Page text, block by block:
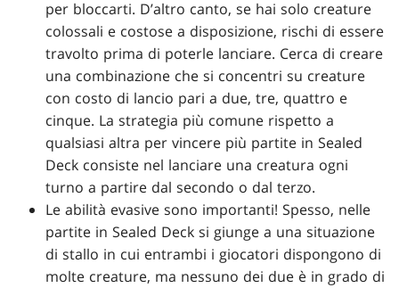
per bloccarti. D’altro canto, se hai solo creature
colossali e costose a disposizione, rischi di essere
travolto prima di poterle lanciare. Cerca di creare
una combinazione che si concentri su creature
con costo di lancio pari a due, tre, quattro e
cinque. La strategia più comune rispetto a
qualsiasi altra per vincere più partite in Sealed
Deck consiste nel lanciare una creatura ogni
turno a partire dal secondo o dal terzo.
Le abilità evasive sono importanti! Spesso, nelle
partite in Sealed Deck si giunge a una situazione
di stallo in cui entrambi i giocatori dispongono di
molte creature, ma nessuno dei due è in grado di